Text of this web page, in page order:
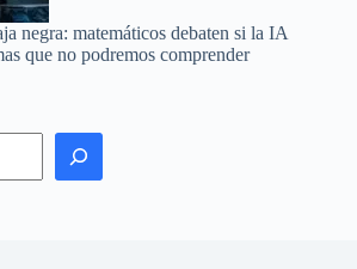
negra: matemáticos debaten si la IA
que no podremos comprender